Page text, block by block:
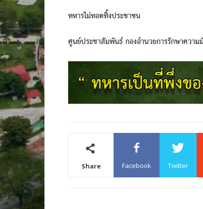
ทหารไม่ทอดทิ้งประชาชน
ศูนย์ประชาสัมพันธ์ กองอำนวยการรักษาควา
Share Facebook Twitter